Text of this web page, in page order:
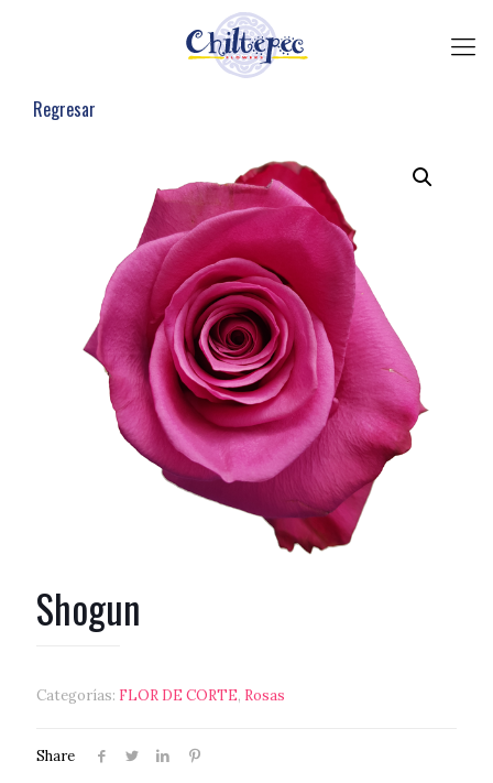
Regresar
Shogun
Categorías: FLOR DE CORTE, Rosas
Share